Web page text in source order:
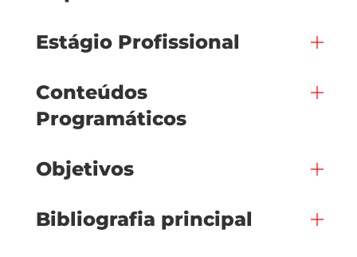
Estágio Profissional
Conteúdos
Programáticos
Objetivos
Bibliografia principal